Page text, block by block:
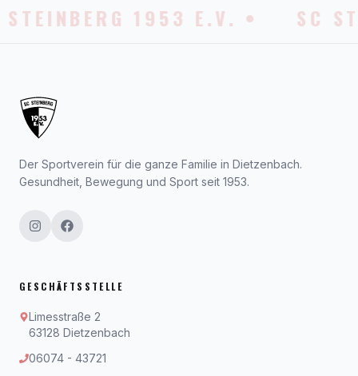
1953 E.V. • SC
Der Sportverein für die ganze Familie in Dietzenbach.
Gesundheit, Bewegung und Sport seit 1953.
GESCHÄFTSSTELLE
Limesstraße 2
63128 Dietzenbach
06074 - 43721